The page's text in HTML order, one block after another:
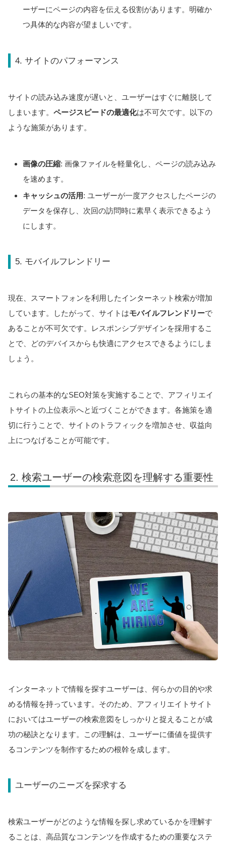
ーザーにページの内容を伝える役割があります。明確か
つ具体的な内容が望ましいです。
4. サイトのパフォーマンス
サイトの読み込み速度が遅いと、ユーザーはすぐに離脱して
しまいます。 ページスピードの最適化は不可欠です。以下の
ような施策があります。
画像の圧縮: 画像ファイルを軽量化し、ページの読み込み
を速めます。
キャッシュの活用: ユーザーが一度アクセスしたページの
データを保存し、次回の訪問時に素早く表示できるよう
にします。
5. モバイルフレンドリー
現在、スマートフォンを利用したインターネット検索が増加
しています。したがって、サイトはモバイルフレンドリーで
あることが不可欠です。レスポンシブデザインを採用するこ
とで、どのデバイスからも快適にアクセスできるようにしま
しょう。
これらの基本的なSEO対策を実施することで、アフィリエイ
トサイトの上位表示へと近づくことができます。各施策を適
切に行うことで、サイトのトラフィックを増加させ、収益向
上につなげることが可能です。
検索ユーザーの検索意図を理解する重要性
インターネットで情報を探すユーザーは、何らかの目的や求
める情報を持っています。そのため、アフィリエイトサイト
においてはユーザーの検索意図をしっかりと捉えることが成
功の秘訣となります。この理解は、ユーザーに価値を提供す
るコンテンツを制作するための根幹を成します。
ユーザーのニーズを探求する
検索ユーザーがどのような情報を探し求めているかを理解す
ることは、高品質なコンテンツを作成するための重要なステ